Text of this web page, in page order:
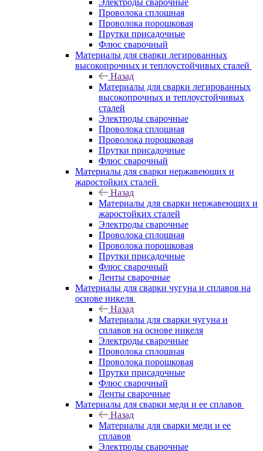
Электроды сварочные
Проволока сплошная
Проволока порошковая
Прутки присадочные
Флюс сварочный
Материалы для сварки легированных
высокопрочных и теплоустойчивых сталей
Назад
Материалы для сварки легированных
высокопрочных и теплоустойчивых
сталей
Электроды сварочные
Проволока сплошная
Проволока порошковая
Прутки присадочные
Флюс сварочный
Материалы для сварки нержавеющих и
жаростойких сталей
Назад
Материалы для сварки нержавеющих и
жаростойких сталей
Электроды сварочные
Проволока сплошная
Проволока порошковая
Прутки присадочные
Флюс сварочный
Ленты сварочные
Материалы для сварки чугуна и сплавов на
основе никеля
Назад
Материалы для сварки чугуна и
сплавов на основе никеля
Электроды сварочные
Проволока сплошная
Проволока порошковая
Прутки присадочные
Флюс сварочный
Ленты сварочные
Материалы для сварки меди и ее сплавов
Назад
Материалы для сварки меди и ее
сплавов
Электроды сварочные